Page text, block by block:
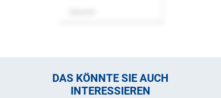
DAS KÖNNTE SIE AUCH
INTERESSIEREN